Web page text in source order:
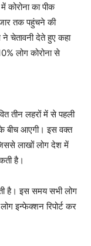
कोरोना का पीक
तक पहुंचने की
चेतावनी देते हुए कहा
लोग कोरोना से
तीन लहरों में से पहली
बीच आएगी। इस वक्त
लाखों लोग देश में
है।
है। इस समय सभी लोग
इन्फेक्शन रिपोर्ट कर